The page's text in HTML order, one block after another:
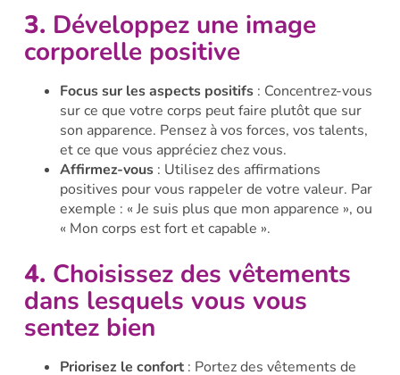
3. Développez une image
corporelle positive
Focus sur les aspects positifs: Concentrez-vous
sur ce que votre corps peut faire plutôt que sur
son apparence. Pensez à vos forces, vos talents,
et ce que vous appréciez chez vous.
Affirmez-vous: Utilisez des affirmations
positives pour vous rappeler de votre valeur. Par
exemple : « Je suis plus que mon apparence », ou
« Mon corps est fort et capable ».
4. Choisissez des vêtements
dans lesquels vous vous
sentez bien
Priorisez le confort: Portez des vêtements de